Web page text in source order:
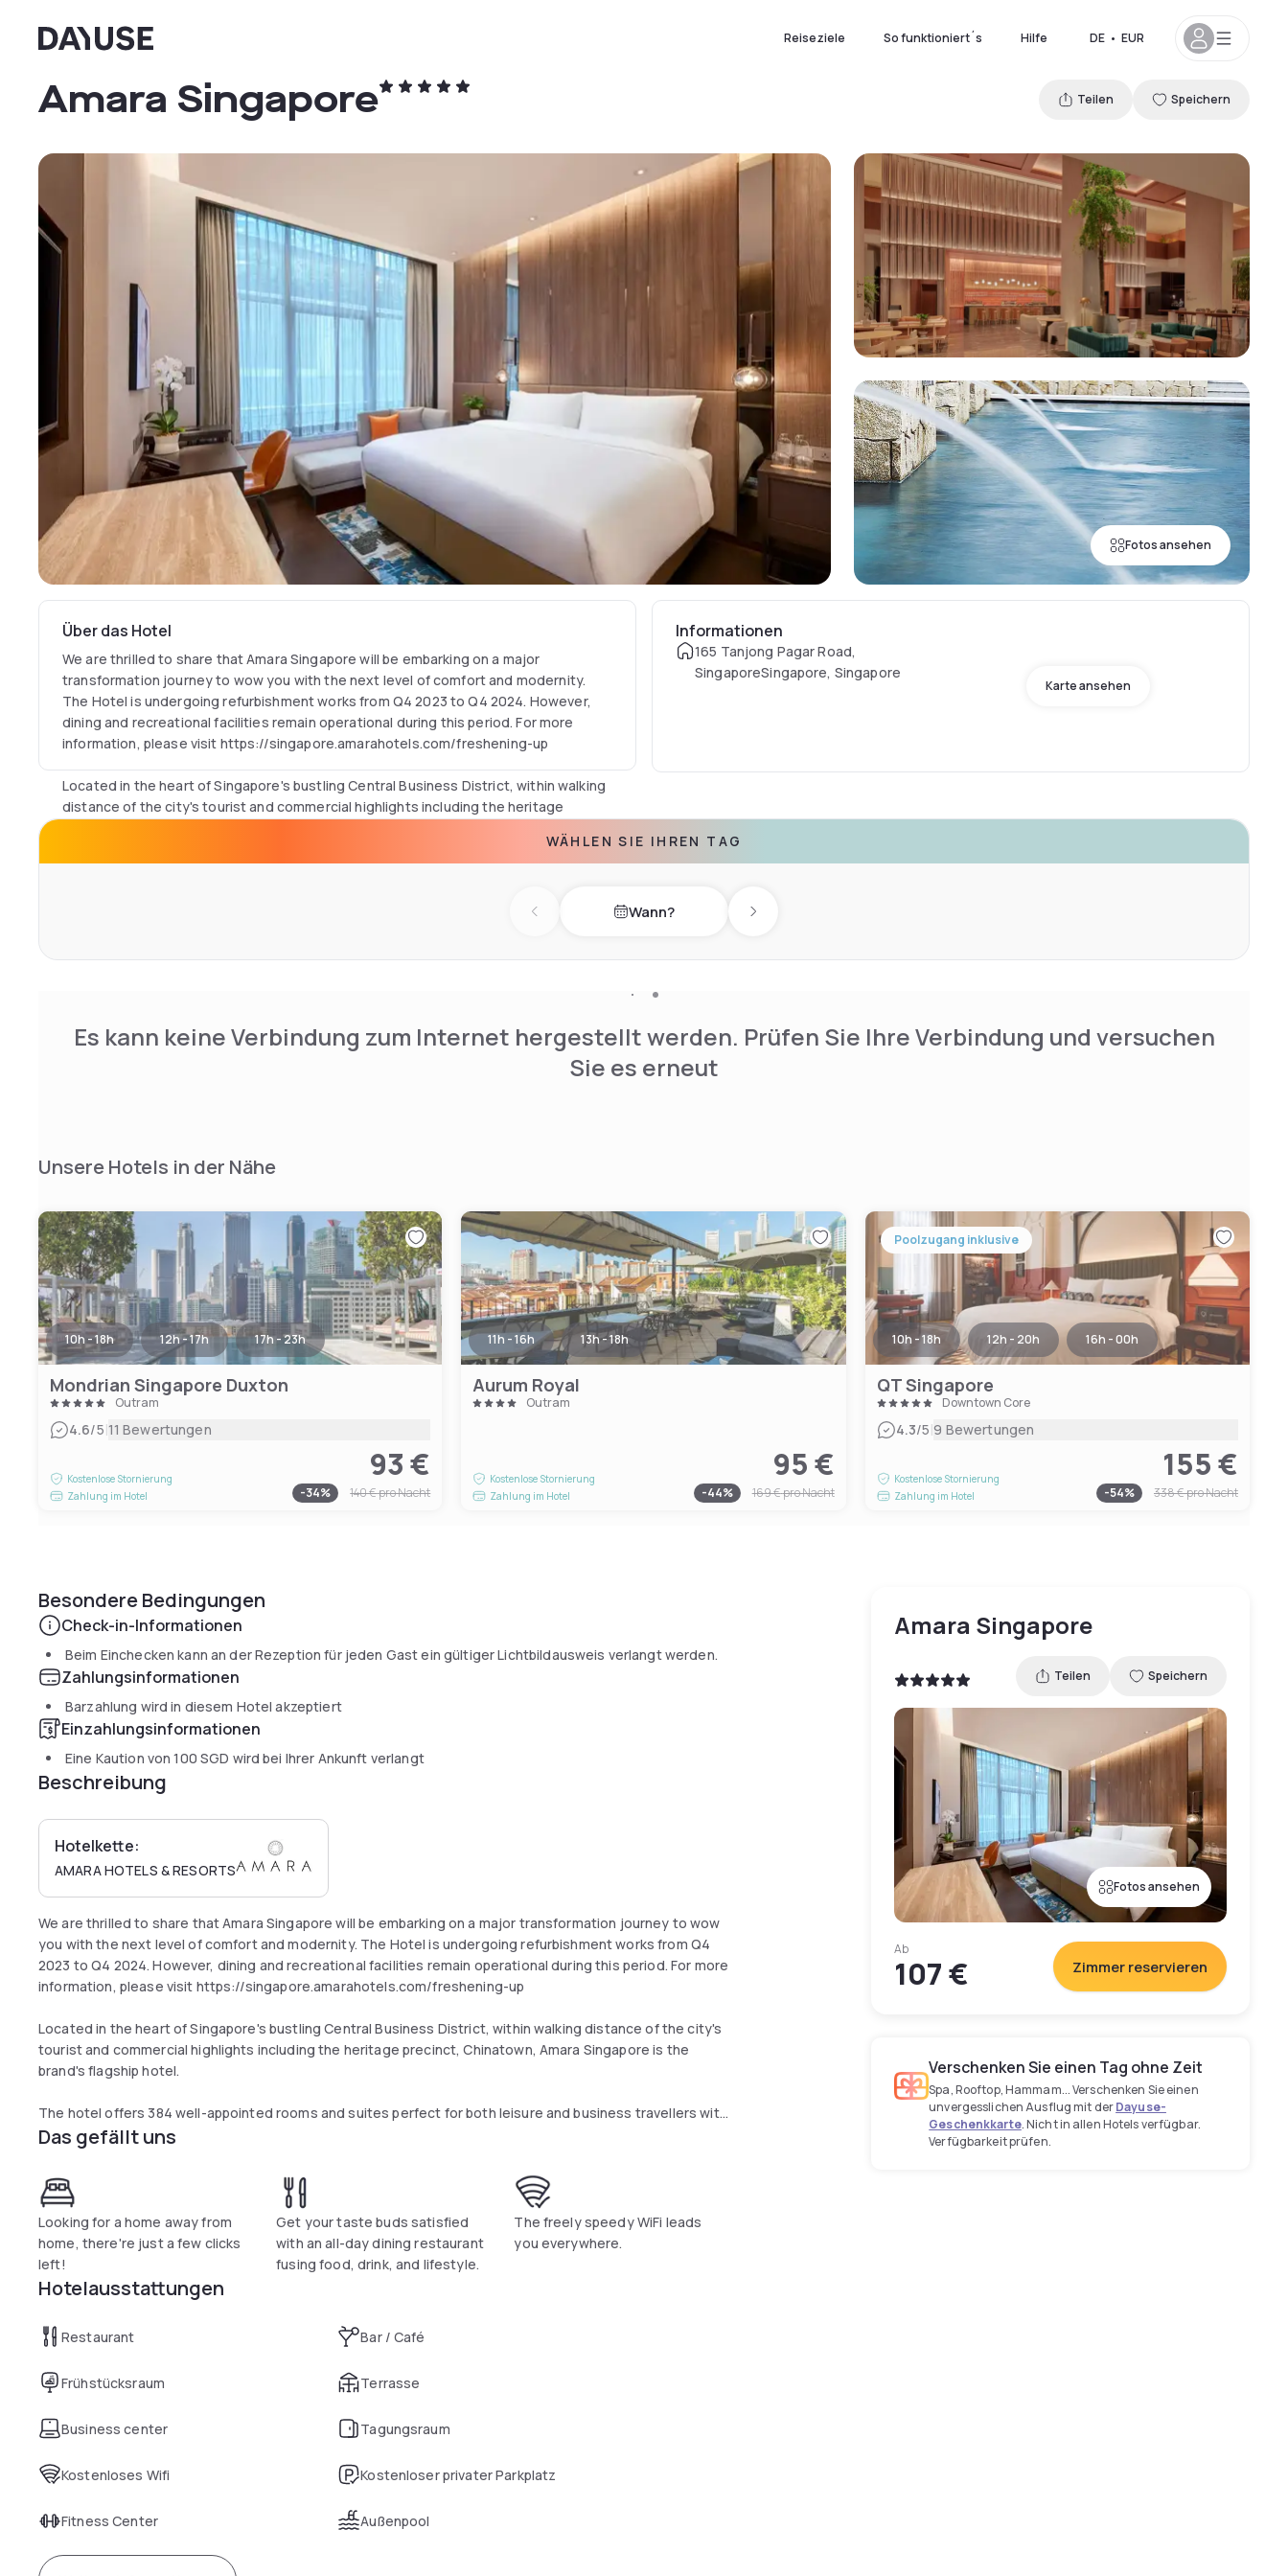
Dayuse Reiseziele So funktioniert´s Hilfe DE • EUR
Fotos ansehen
Amara Singapore Teilen Speichern
Über das Hotel
We are thrilled to share that Amara Singapore will be embarking on a major
transformation journey to wow you with the next level of comfort and modernity.
The Hotel is undergoing refurbishment works from Q4 2023 to Q4 2024. However,
dining and recreational facilities remain operational during this period. For more
information, please visit https://singapore.amarahotels.com/freshening-up
Located in the heart of Singapore's bustling Central Business District, within walking
distance of the city's tourist and commercial highlights including the heritage
The hotel offers 384 well-appointed rooms and suites perfect for both leisure and
wellness spa. Amara Singapore is also just steps away from Michelin-starred
Informationen
165 Tanjong Pagar Road,
SingaporeSingapore, Singapore
Karte ansehen
WÄHLEN SIE IHREN TAG
Previous day Wann? Next day
Es kann keine Verbindung zum Internet hergestellt werden. Prüfen Sie Ihre Verbindung und versuchen
Sie es erneut
Unsere Hotels in der Nähe
10h - 18h 12h - 17h 17h - 23h
Mondrian Singapore Duxton
Outram
4.6/5|11 Bewertungen
Kostenlose Stornierung
Zahlung im Hotel
93 €
-34% 140 €pro Nacht
11h - 16h 13h - 18h
Aurum Royal
Outram
Kostenlose Stornierung
Zahlung im Hotel
95 €
-44% 169 €pro Nacht
Poolzugang inklusive
10h - 18h 12h - 20h 16h - 00h
QT Singapore
Downtown Core
4.3/5|9 Bewertungen
Kostenlose Stornierung
Zahlung im Hotel
155 €
-54% 338 €pro Nacht
Besondere Bedingungen
Check-in-Informationen
Beim Einchecken kann an der Rezeption für jeden Gast ein gültiger Lichtbildausweis verlangt werden.
Zahlungsinformationen
Barzahlung wird in diesem Hotel akzeptiert
Einzahlungsinformationen
Eine Kaution von100 SGD wird bei Ihrer Ankunft verlangt
Beschreibung
Hotelkette:
AMARA HOTELS & RESORTS
We are thrilled to share that Amara Singapore will be embarking on a major transformation journey to wow
you with the next level of comfort and modernity. The Hotel is undergoing refurbishment works from Q4
2023 to Q4 2024. However, dining and recreational facilities remain operational during this period. For more
information, please visit https://singapore.amarahotels.com/freshening-up
Located in the heart of Singapore's bustling Central Business District, within walking distance of the city's
tourist and commercial highlights including the heritage precinct, Chinatown, Amara Singapore is the
brand's flagship hotel.
The hotel offers 384 well-appointed rooms and suites perfect for both leisure and business travellers with
facilities including a Balinese style pool, 24-hour gym and a wellness spa. Amara Singapore is also just
steps away from Michelin-starred restaurants, award winning bars, boutique alleyway cafes, street
hawkers and a vibrant shopping district.
Das gefällt uns
Looking for a home away from
home, there're just a few clicks
left!
Get your taste buds satisfied
with an all-day dining restaurant
fusing food, drink, and lifestyle.
The freely speedy WiFi leads
you everywhere.
Hotelausstattungen
Restaurant Bar / Café
Frühstücksraum Terrasse
Business center Tagungsraum
Kostenloses Wifi Kostenloser privater Parkplatz
Fitness Center Außenpool
Amara Singapore
Teilen Speichern
Fotos ansehen
Ab
107 € Zimmer reservieren
Verschenken Sie einen Tag ohne Zeit
Spa, Rooftop, Hammam... Verschenken Sie einen
unvergesslichen Ausflug mit derDayuse-
Geschenkkarte. Nicht in allen Hotels verfügbar.
Verfügbarkeit prüfen.